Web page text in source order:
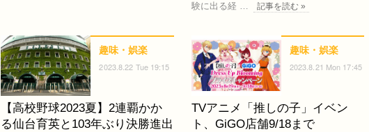
験に出る経 …
記事を読む »
趣味・娯楽
2023.8.22 Tue 19:15
【高校野球2023夏】2連覇かか
る仙台育英と103年ぶり決勝進出
趣味・娯楽
2023.8.21 Mon 17:45
TVアニメ「推しの子」イベン
ト、GiGO店舗9/18まで